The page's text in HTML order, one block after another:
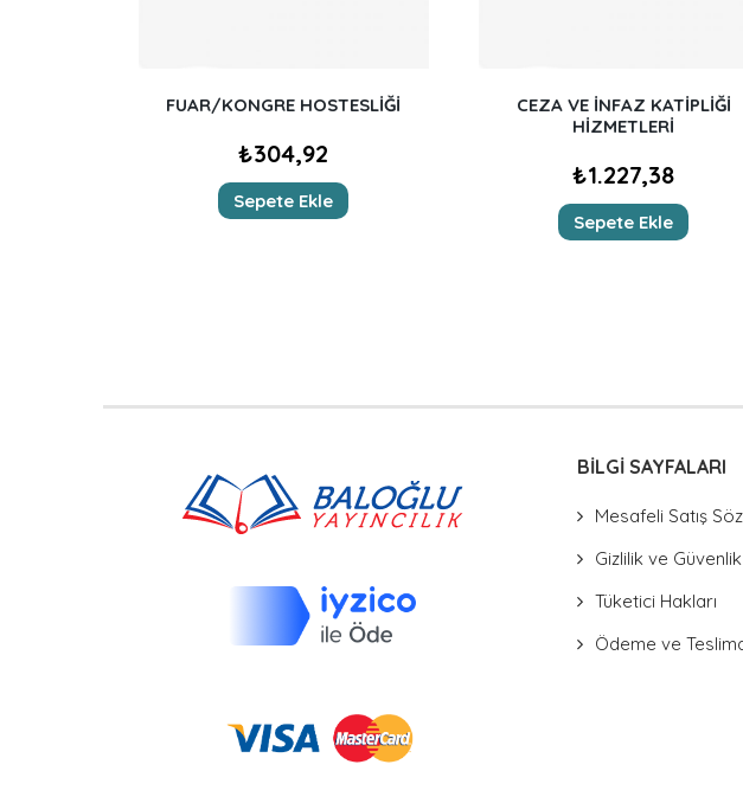
FUAR/KONGRE HOSTESLİĞİ
₺304,92
Sepete Ekle
CEZA VE İNFAZ KATİPLİĞİ
HİZMETLERİ
₺1.227,38
Sepete Ekle
BİLGİ SAYFALARI
Mesafeli Satış
Gizlilik ve Güvenlik
Tüketici Hakları
Ödeme ve